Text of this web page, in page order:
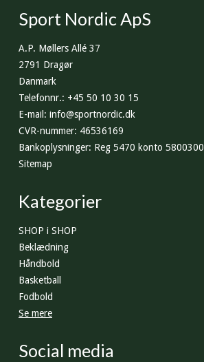
Sport Nordic ApS
A.P. Møllers Allé 37
2791 Dragør
Danmark
Telefonnr.: +45 50 10 30 15
E-mail : info@sportnordic.dk
CVR-nummer: 46536169
Bankoplysninger: Reg 5470 konto 5800300
Sitemap
Kategorier
SHOP i SHOP
Beklædning
Håndbold
Basketball
Fodbold
Se mere
Social media